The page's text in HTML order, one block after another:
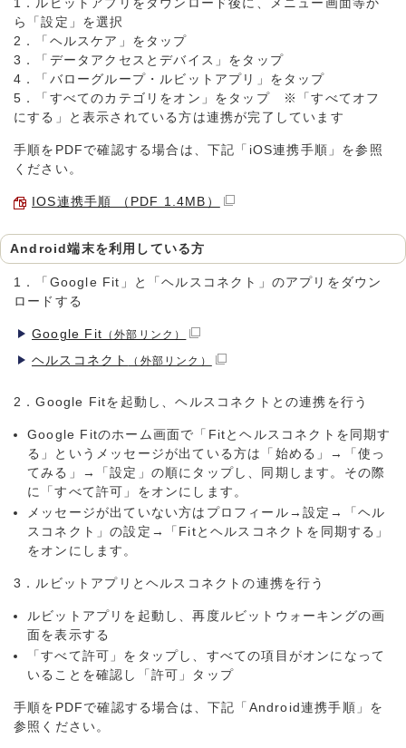
1．ルビットアプリをダウンロード後に、メニュー画面等か
ら「設定」を選択
2．「ヘルスケア」をタップ
3．「データアクセスとデバイス」をタップ
4．「バローグループ・ルビットアプリ」をタップ
5．「すべてのカテゴリをオン」をタップ ※「すべてオフ
にする」と表示されている方は連携が完了しています
手順をPDFで確認する場合は、下記「iOS連携手順」を参照
ください。
IOS連携手順 （PDF 1.4MB）
Android端末を利用している方
1．「Google Fit」と「ヘルスコネクト」のアプリをダウン
ロードする
Google Fit （外部リンク）
ヘルスコネクト （外部リンク）
2．Google Fitを起動し、ヘルスコネクトとの連携を行う
Google Fitのホーム画面で「Fitとヘルスコネクトを同期す
る」というメッセージが出ている方は「始める」→「使っ
てみる」→「設定」の順にタップし、同期します。その際
に「すべて許可」をオンにします。
メッセージが出ていない方はプロフィール→設定→「ヘル
スコネクト」の設定→「Fitとヘルスコネクトを同期する」
をオンにします。
3．ルビットアプリとヘルスコネクトの連携を行う
ルビットアプリを起動し、再度ルビットウォーキングの画
面を表示する
「すべて許可」をタップし、すべての項目がオンになって
いることを確認し「許可」タップ
手順をPDFで確認する場合は、下記「Android連携手順」を
参照ください。